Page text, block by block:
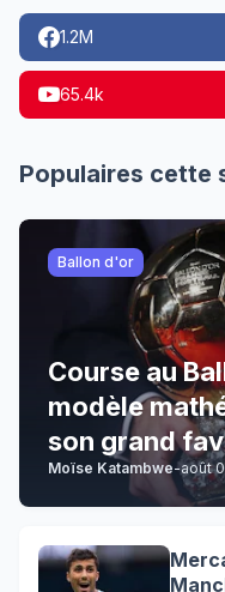
1.2M
65.4k
Populaires cette
Ballon d'or
Course au
modèle
son grand
Moïse Katambwe-août